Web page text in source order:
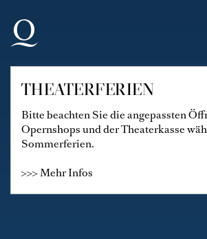
Zur Hauptnavigation springen
Zum Hauptinhalt springen
Zum Footer springen
THEATERFERIEN
Bitte beachten Sie die angepassten
Opernshops und der Theaterkasse
Sommerferien.
>>> Mehr Infos